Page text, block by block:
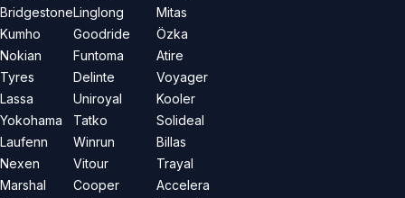
Bridgestone
Kumho
Nokian
Tyres
Lassa
Yokohama
Laufenn
Nexen
Marshal
Linglong
Goodride
Funtoma
Delinte
Uniroyal
Tatko
Winrun
Vitour
Cooper
Mitas
Özka
Atire
Voyager
Kooler
Solideal
Billas
Trayal
Accelera